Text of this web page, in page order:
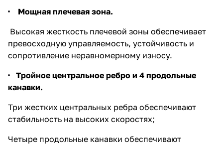
Мощная плечевая зона.
Высокая жесткость плечевой зоны обеспечивает
превосходную управляемость, устойчивость и
сопротивление неравномерному износу.
Tройное центральное ребро и 4 продольные
канавки.
Три жестких центральных ребра обеспечивают
стабильность на высоких скоростях;
Четыре продольные канавки обеспечивают